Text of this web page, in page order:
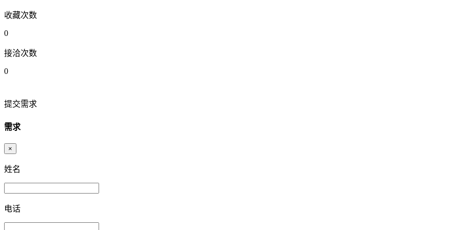
收藏次数
0
接洽次数
0
提交需求
需求
×
姓名
电话